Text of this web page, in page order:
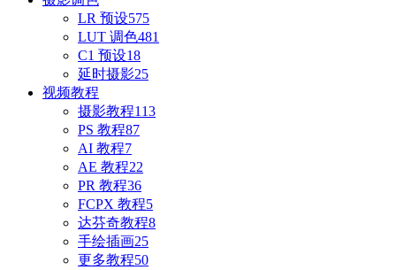
LR 预设575
LUT 调色481
C1 预设18
延时摄影25
视频教程
摄影教程113
PS 教程87
AI 教程7
AE 教程22
PR 教程36
FCPX 教程5
达芬奇教程8
手绘插画25
更多教程50